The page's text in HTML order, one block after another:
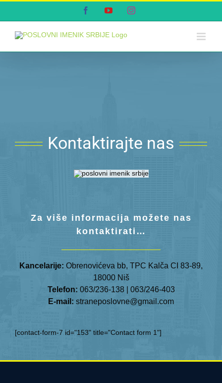
FacebookYouTubeInstagram
Kontaktirajte nas
Za više informacija možete nas
kontaktirati…
Kancelarije: Obrenovićeva bb, TPC Kalča CI 83-89,
18000 Niš
Telefon: 063/236-138 | 063/246-403
E-mail: straneposlovne@gmail.com
[contact-form-7 id="153" title="Contact form 1"]